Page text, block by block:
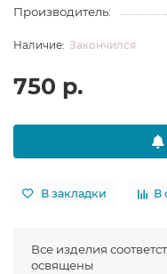
Производитель:
Закончился
750 р.
В закладки В
Все изделия
освящены